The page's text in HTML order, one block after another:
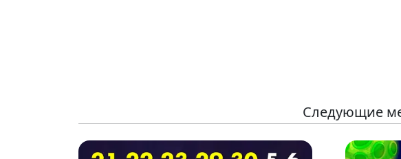
Следующие